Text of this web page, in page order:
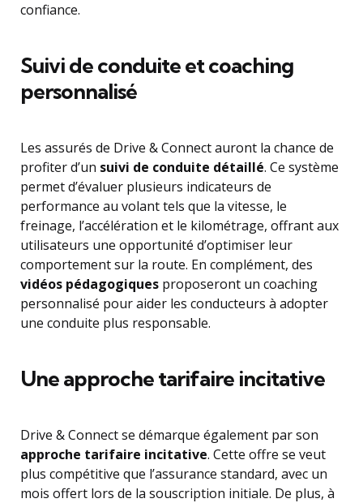
confiance.
Suivi de conduite et coaching
personnalisé
Les assurés de Drive & Connect auront la chance de
profiter d’un suivi de conduite détaillé. Ce système
permet d’évaluer plusieurs indicateurs de
performance au volant tels que la vitesse, le
freinage, l’accélération et le kilométrage, offrant aux
utilisateurs une opportunité d’optimiser leur
comportement sur la route. En complément, des
vidéos pédagogiques proposeront un coaching
personnalisé pour aider les conducteurs à adopter
une conduite plus responsable.
Une approche tarifaire incitative
Drive & Connect se démarque également par son
approche tarifaire incitative. Cette offre se veut
plus compétitive que l’assurance standard, avec un
mois offert lors de la souscription initiale. De plus, à